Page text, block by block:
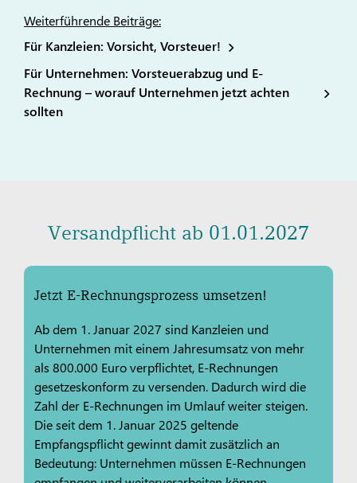
Weiterführende Beiträge:
Für Kanzleien: Vorsicht, Vorsteuer!
Für Unternehmen: Vorsteuerabzug und E-
Rechnung – worauf Unternehmen jetzt achten
sollten
Versandpflicht ab 01.01.2027
Jetzt E-Rechnungsprozess umsetzen!
Ab dem 1. Januar 2027 sind Kanzleien und
Unternehmen mit einem Jahresumsatz von mehr
als 800.000 Euro verpflichtet, E-Rechnungen
gesetzeskonform zu versenden. Dadurch wird die
Zahl der E-Rechnungen im Umlauf weiter steigen.
Die seit dem 1. Januar 2025 geltende
Empfangspflicht gewinnt damit zusätzlich an
Bedeutung: Unternehmen müssen E-Rechnungen